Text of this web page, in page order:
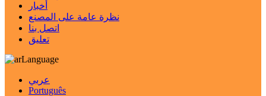
أخبار
نظرة عامة على المصنع
اتصل بنا
تعليق
Language
عربي
Português